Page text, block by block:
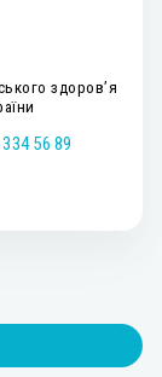
здоров’я
56 89